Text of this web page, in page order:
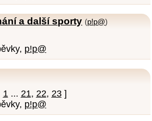
a další sporty (p!p@)
p!p@
1 ... 21, 22, 23]
p!p@